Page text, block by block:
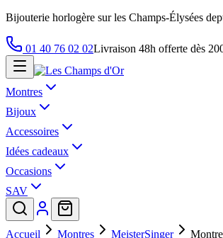
Bijouterie horlogère sur les Champs-Élysées
01 40 76 02 02Livraison 48h offerte dès
Montres
Bijoux
Accessoires
Idées cadeaux
Occasions
SAV
Accueil Montres MeisterSinger